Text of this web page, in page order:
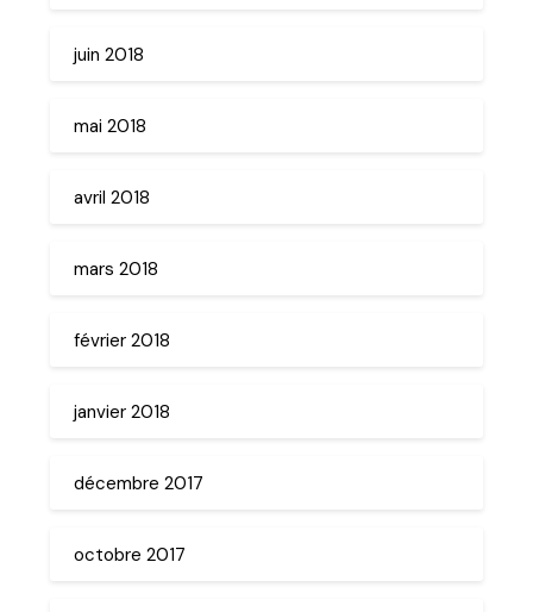
juin 2018
mai 2018
avril 2018
mars 2018
février 2018
janvier 2018
décembre 2017
octobre 2017